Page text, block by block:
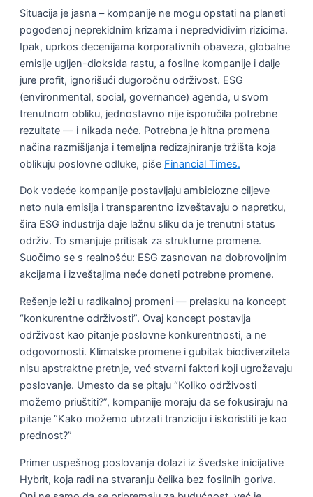
Situacija je jasna – kompanije ne mogu opstati na planeti
pogođenoj neprekidnim krizama i nepredvidivim rizicima.
Ipak, uprkos decenijama korporativnih obaveza, globalne
emisije ugljen-dioksida rastu, a fosilne kompanije i dalje
jure profit, ignorišući dugoročnu održivost. ESG
(environmental, social, governance) agenda, u svom
trenutnom obliku, jednostavno nije isporučila potrebne
rezultate — i nikada neće. Potrebna je hitna promena
načina razmišljanja i temeljna redizajniranje tržišta koja
oblikuju poslovne odluke, piše Financial Times.
Dok vodeće kompanije postavljaju ambiciozne ciljeve
neto nula emisija i transparentno izveštavaju o napretku,
šira ESG industrija daje lažnu sliku da je trenutni status
održiv. To smanjuje pritisak za strukturne promene.
Suočimo se s realnošću: ESG zasnovan na dobrovoljnim
akcijama i izveštajima neće doneti potrebne promene.
Rešenje leži u radikalnoj promeni — prelasku na koncept
“konkurentne održivosti”. Ovaj koncept postavlja
održivost kao pitanje poslovne konkurentnosti, a ne
odgovornosti. Klimatske promene i gubitak biodiverziteta
nisu apstraktne pretnje, već stvarni faktori koji ugrožavaju
poslovanje. Umesto da se pitaju “Koliko održivosti
možemo priuštiti?”, kompanije moraju da se fokusiraju na
pitanje “Kako možemo ubrzati tranziciju i iskoristiti je kao
prednost?”
Primer uspešnog poslovanja dolazi iz švedske inicijative
Hybrit, koja radi na stvaranju čelika bez fosilnih goriva.